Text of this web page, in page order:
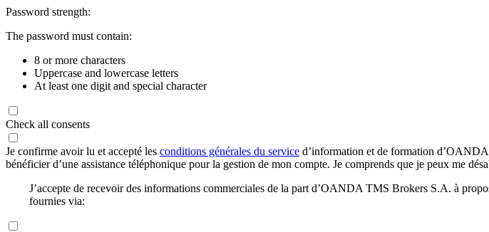
Password strength:
The password must contain:
8 or more characters
Uppercase and lowercase letters
At least one digit and special character
Check all consents
Je confirme avoir lu et accepté les conditions générales du service d’information et de formation
bénéficier d’une assistance téléphonique pour la gestion de mon compte. Je comprends que je peux me
J’accepte de recevoir des informations commerciales de la part d’OANDA TMS Brokers S.A. à
fournies via: